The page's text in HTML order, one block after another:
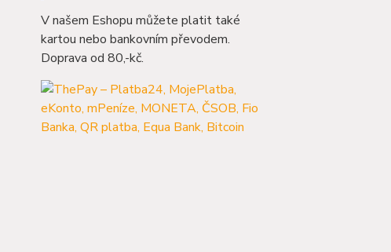
V našem Eshopu můžete platit také
kartou nebo bankovním převodem.
Doprava od 80,-kč.